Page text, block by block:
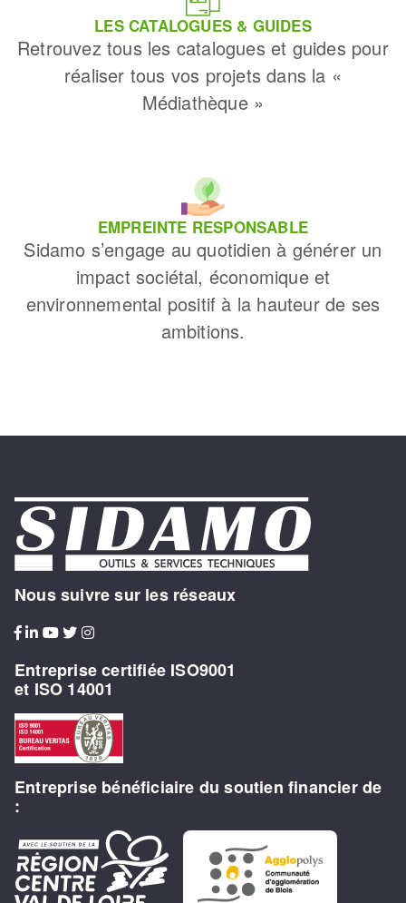
LES CATALOGUES & GUIDES
Retrouvez tous les catalogues et guides pour
réaliser tous vos projets dans la «
Médiathèque »
EMPREINTE RESPONSABLE
Sidamo s’engage au quotidien à générer un
impact sociétal, économique et
environnemental positif à la hauteur de ses
ambitions.
Nous suivre sur les réseaux
Entreprise certifiée ISO9001
et ISO 14001
Entreprise bénéficiaire du soutien financier de
: